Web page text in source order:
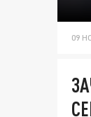
09